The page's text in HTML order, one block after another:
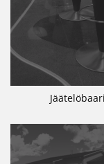
Jäätelöbaari